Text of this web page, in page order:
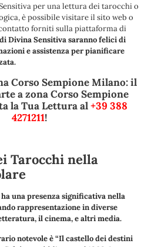
per una lettura dei tarocchi o
è possibile visitare il sito web o
forniti sulla piattaforma di
Divina Sensitiva saranno felici di
e assistenza per pianificare
Corso Sempione Milano: il
a zona Corso Sempione
la Tua Lettura al+39 388
4271211!
Tarocchi nella
una presenza significativa nella
rappresentazione in diverse
il cinema, e altri media.
notevole è “Il castello dei destini